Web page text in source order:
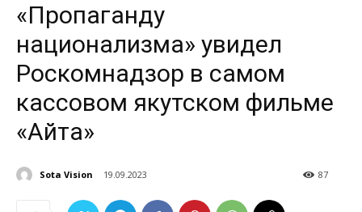
«Пропаганду
национализма» увидел
Роскомнадзор в самом
кассовом якутском фильме
«Айта»
Sota Vision 19.09.2023 87